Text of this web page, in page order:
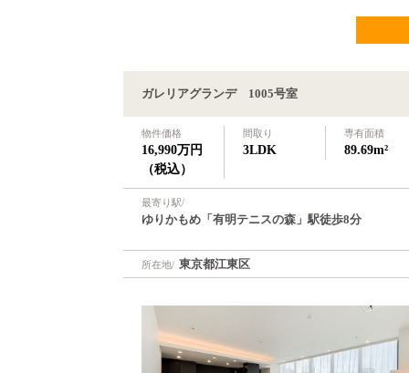
ガレリアグランデ 1005号室
物件価格
16,990万円
（税込）
間取り
3LDK
専有面積
89.69m²
最寄り駅/
ゆりかもめ「有明テニスの森」駅徒歩8分
所在地/ 東京都江東区